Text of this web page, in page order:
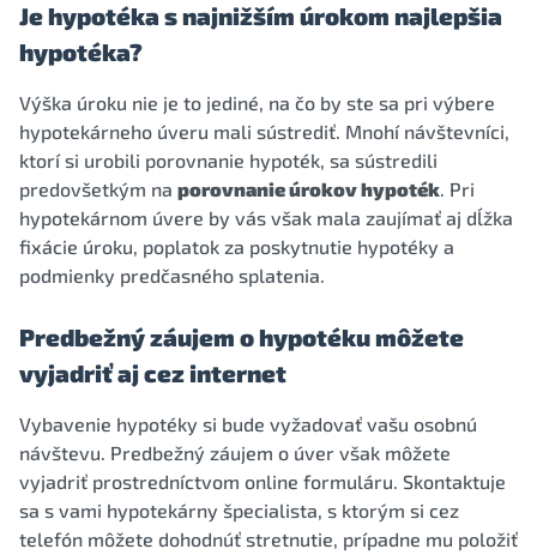
Je hypotéka s najnižším úrokom najlepšia
hypotéka?
Výška úroku nie je to jediné, na čo by ste sa pri výbere
hypotekárneho úveru mali sústrediť. Mnohí návštevníci,
ktorí si urobili porovnanie hypoték, sa sústredili
predovšetkým na porovnanie úrokov hypoték. Pri
hypotekárnom úvere by vás však mala zaujímať aj dĺžka
fixácie úroku, poplatok za poskytnutie hypotéky a
podmienky predčasného splatenia.
Predbežný záujem o hypotéku môžete
vyjadriť aj cez internet
Vybavenie hypotéky si bude vyžadovať vašu osobnú
návštevu. Predbežný záujem o úver však môžete
vyjadriť prostredníctvom online formuláru. Skontaktuje
sa s vami hypotekárny špecialista, s ktorým si cez
telefón môžete dohodnúť stretnutie, prípadne mu položiť